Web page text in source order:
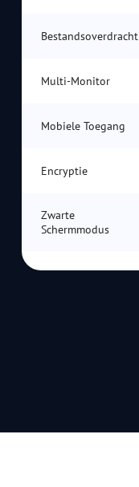
Bestandsoverdracht
Multi-Monitor
Mobiele Toegang
Encryptie
Zwarte
Schermmodus